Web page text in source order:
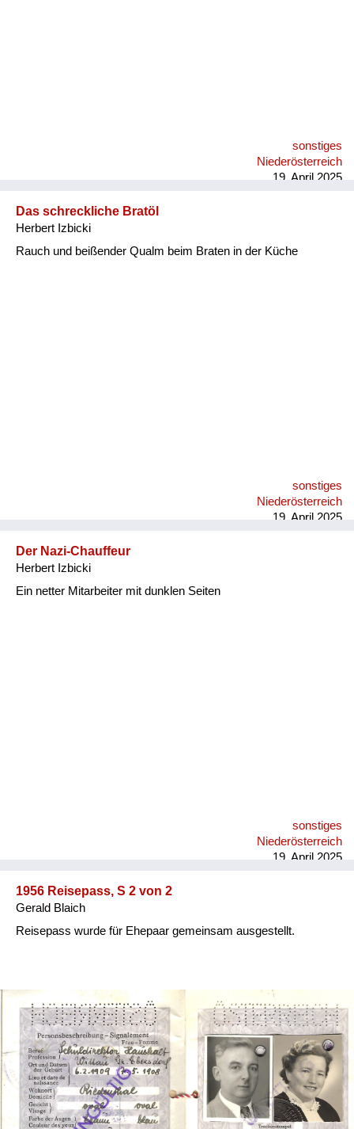
sonstiges
Niederösterreich
19. April 2025
Das schreckliche Bratöl
Herbert Izbicki
Rauch und beißender Qualm beim Braten in der Küche
sonstiges
Niederösterreich
19. April 2025
Der Nazi-Chauffeur
Herbert Izbicki
Ein netter Mitarbeiter mit dunklen Seiten
sonstiges
Niederösterreich
19. April 2025
1956 Reisepass, S 2 von 2
Gerald Blaich
Reisepass wurde für Ehepaar gemeinsam ausgestellt.